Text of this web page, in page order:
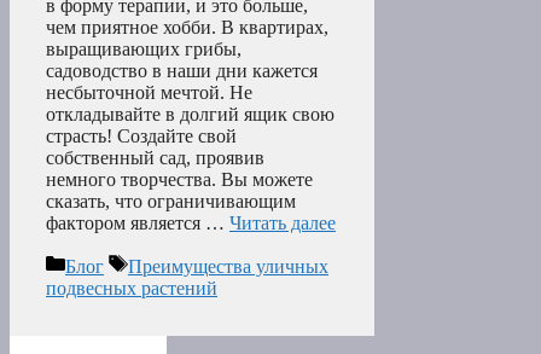
в форму терапии, и это больше,
чем приятное хобби. В квартирах,
выращивающих грибы,
садоводство в наши дни кажется
несбыточной мечтой. Не
откладывайте в долгий ящик свою
страсть! Создайте свой
собственный сад, проявив
немного творчества. Вы можете
сказать, что ограничивающим
фактором является … Читать далее
Рубрики
Блог Метки
Преимущества уличных
подвесных растений